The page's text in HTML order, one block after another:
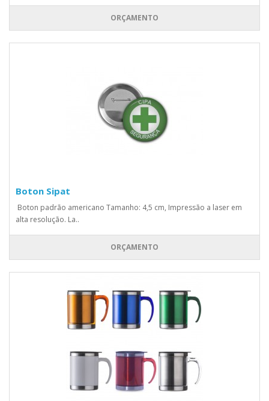
ORÇAMENTO
Boton Sipat
Boton padrão americano Tamanho: 4,5 cm, Impressão a laser em
alta resolução. La..
ORÇAMENTO